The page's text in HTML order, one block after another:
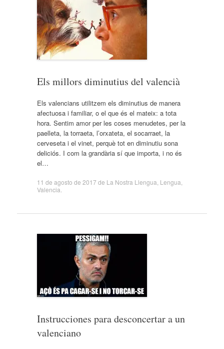
Els millors diminutius del valencià
Els valencians utilitzem els diminutius de manera
afectuosa i familiar, o el que és el mateix: a tota
hora. Sentim amor per les coses menudetes, per la
paelleta, la torraeta, l’orxateta, el socarraet, la
cerveseta i el vinet, perquè tot en diminutiu sona
deliciós. I com la grandària sí que importa, i no és
el…
11 de agosto de 2017 de La Nostra Llengua Lengua
Valencia
Instrucciones para desconcertar a un
valenciano